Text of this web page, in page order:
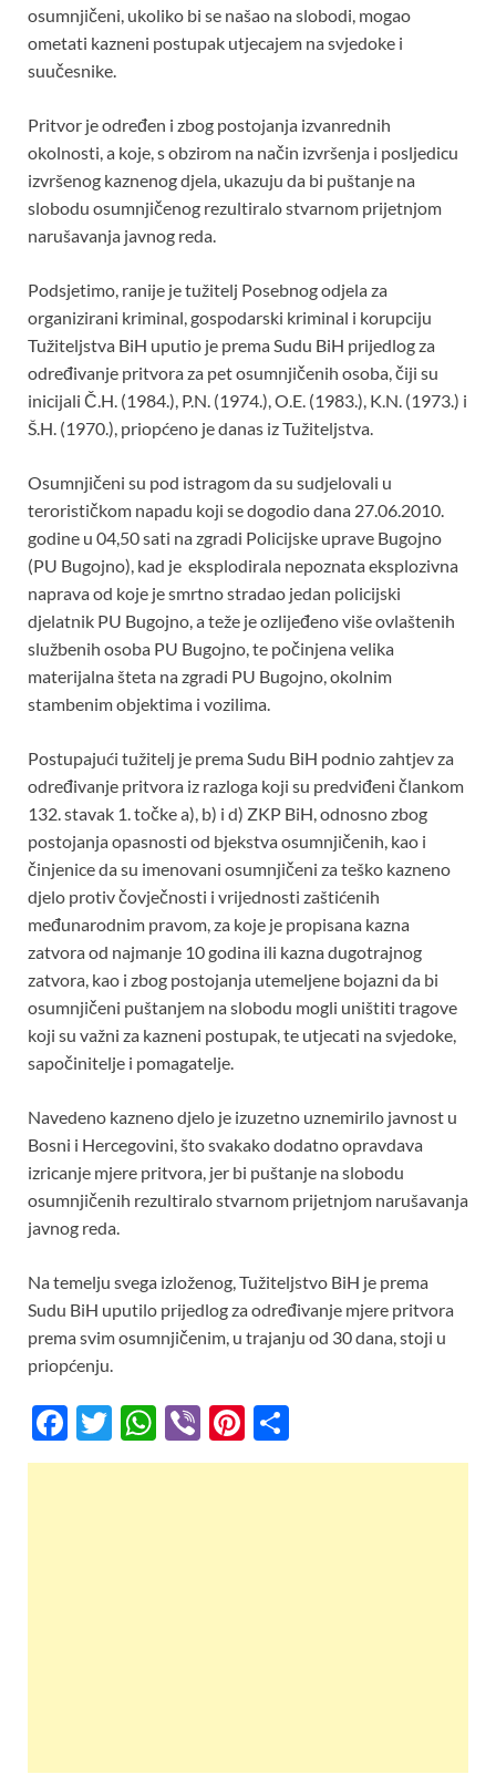
osumnjičeni, ukoliko bi se našao na slobodi, mogao
ometati kazneni postupak utjecajem na svjedoke i
suučesnike.
Pritvor je određen i zbog postojanja izvanrednih
okolnosti, a koje, s obzirom na način izvršenja i posljedicu
izvršenog kaznenog djela, ukazuju da bi puštanje na
slobodu osumnjičenog rezultiralo stvarnom prijetnjom
narušavanja javnog reda.
Podsjetimo, ranije je tužitelj Posebnog odjela za
organizirani kriminal, gospodarski kriminal i korupciju
Tužiteljstva BiH uputio je prema Sudu BiH prijedlog za
određivanje pritvora za pet osumnjičenih osoba, čiji su
inicijali Č.H. (1984.), P.N. (1974.), O.E. (1983.), K.N. (1973.) i
Š.H. (1970.), priopćeno je danas iz Tužiteljstva.
Osumnjičeni su pod istragom da su sudjelovali u
terorističkom napadu koji se dogodio dana 27.06.2010.
godine u 04,50 sati na zgradi Policijske uprave Bugojno
(PU Bugojno), kad je eksplodirala nepoznata eksplozivna
naprava od koje je smrtno stradao jedan policijski
djelatnik PU Bugojno, a teže je ozlijeđeno više ovlaštenih
službenih osoba PU Bugojno, te počinjena velika
materijalna šteta na zgradi PU Bugojno, okolnim
stambenim objektima i vozilima.
Postupajući tužitelj je prema Sudu BiH podnio zahtjev za
određivanje pritvora iz razloga koji su predviđeni člankom
132. stavak 1. točke a), b) i d) ZKP BiH, odnosno zbog
postojanja opasnosti od bjekstva osumnjičenih, kao i
činjenice da su imenovani osumnjičeni za teško kazneno
djelo protiv čovječnosti i vrijednosti zaštićenih
međunarodnim pravom, za koje je propisana kazna
zatvora od najmanje 10 godina ili kazna dugotrajnog
zatvora, kao i zbog postojanja utemeljene bojazni da bi
osumnjičeni puštanjem na slobodu mogli uništiti tragove
koji su važni za kazneni postupak, te utjecati na svjedoke,
sapočinitelje i pomagatelje.
Navedeno kazneno djelo je izuzetno uznemirilo javnost u
Bosni i Hercegovini, što svakako dodatno opravdava
izricanje mjere pritvora, jer bi puštanje na slobodu
osumnjičenih rezultiralo stvarnom prijetnjom narušavanja
javnog reda.
Na temelju svega izloženog, Tužiteljstvo BiH je prema
Sudu BiH uputilo prijedlog za određivanje mjere pritvora
prema svim osumnjičenim, u trajanju od 30 dana, stoji u
priopćenju.
F
ac
T
w
W
h
Vi
b
Pi
nt h